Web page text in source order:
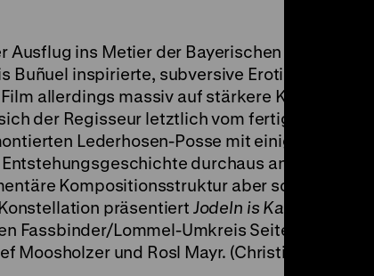
ins Metier der Bayerischen Sexkomödie
Buñuel inspirierte, subversive Erotik-Groteske
allerdings massiv auf stärkere
der Regisseur letztlich vom fertigen Werk
Lederhosen-Posse mit einigen im Sand
durchaus an. Dem
Kompositionsstruktur aber sogar eher
präsentiert Jodeln is Ka Sünd
Fassbinder/Lommel-Umkreis Seite an Seite
und Rosl Mayr. (Christian Lenz)